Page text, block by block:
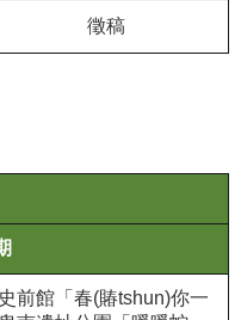
徵稿
前館「春(賰tshun)你一